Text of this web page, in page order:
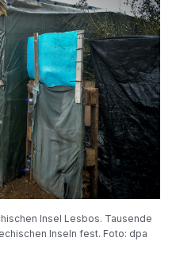
Insel Lesbos. Tausende
Inseln fest. Foto: dpa